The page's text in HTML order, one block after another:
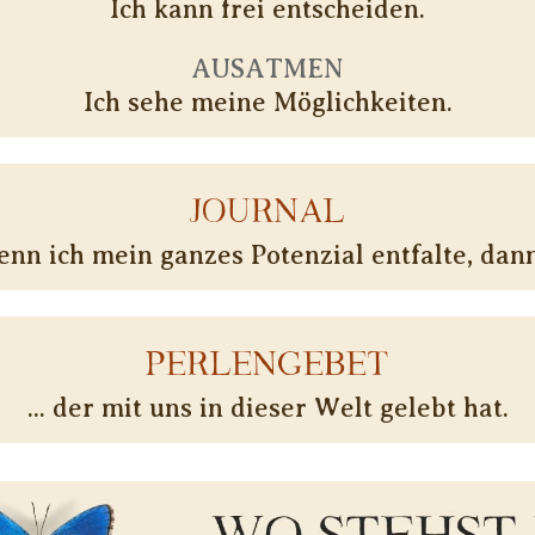
Ich kann frei entscheiden.
AUSATMEN
Ich sehe meine Möglichkeiten.
JOURNAL
ich mein ganzes Potenzial entfalte,
PERLENGEBET
... der mit uns in dieser Welt gelebt hat.